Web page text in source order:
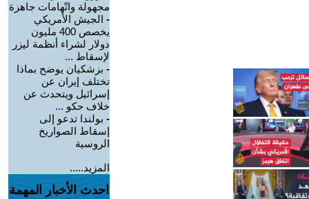
مجهولة واتّهامات جاهزة
- الجيش الأمريكي
يخصص 400 مليون
دولار لشراء أنظمة ليزر
لإسقاط ...
- بزشكيان يوضح بماذا
تختلف إيران عن
إسرائيل ويتحدث عن
خلاف حكو ...
- بولندا تدعو إلى
إسقاط الصواريخ
الروسية
المزيد.....
احدث الأخبار المهمة